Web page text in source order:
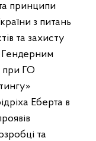
принципи
з питань
та захисту
Гендерним
при ГО
Еберта в
та